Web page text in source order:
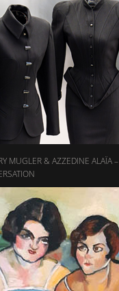
MUGLER & AZZEDINE ALAÏA –